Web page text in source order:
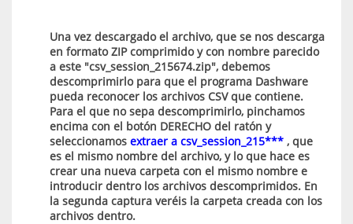
Una vez descargado el archivo, que se nos descarga
en formato ZIP comprimido y con nombre parecido
a este "csv_session_215674.zip", debemos
descomprimirlo para que el programa Dashware
pueda reconocer los archivos CSV que contiene.
Para el que no sepa descomprimirlo, pinchamos
encima con el botón DERECHO del ratón y
seleccionamos extraer a csv_session_215*** , que
es el mismo nombre del archivo, y lo que hace es
crear una nueva carpeta con el mismo nombre e
introducir dentro los archivos descomprimidos. En
la segunda captura veréis la carpeta creada con los
archivos dentro.